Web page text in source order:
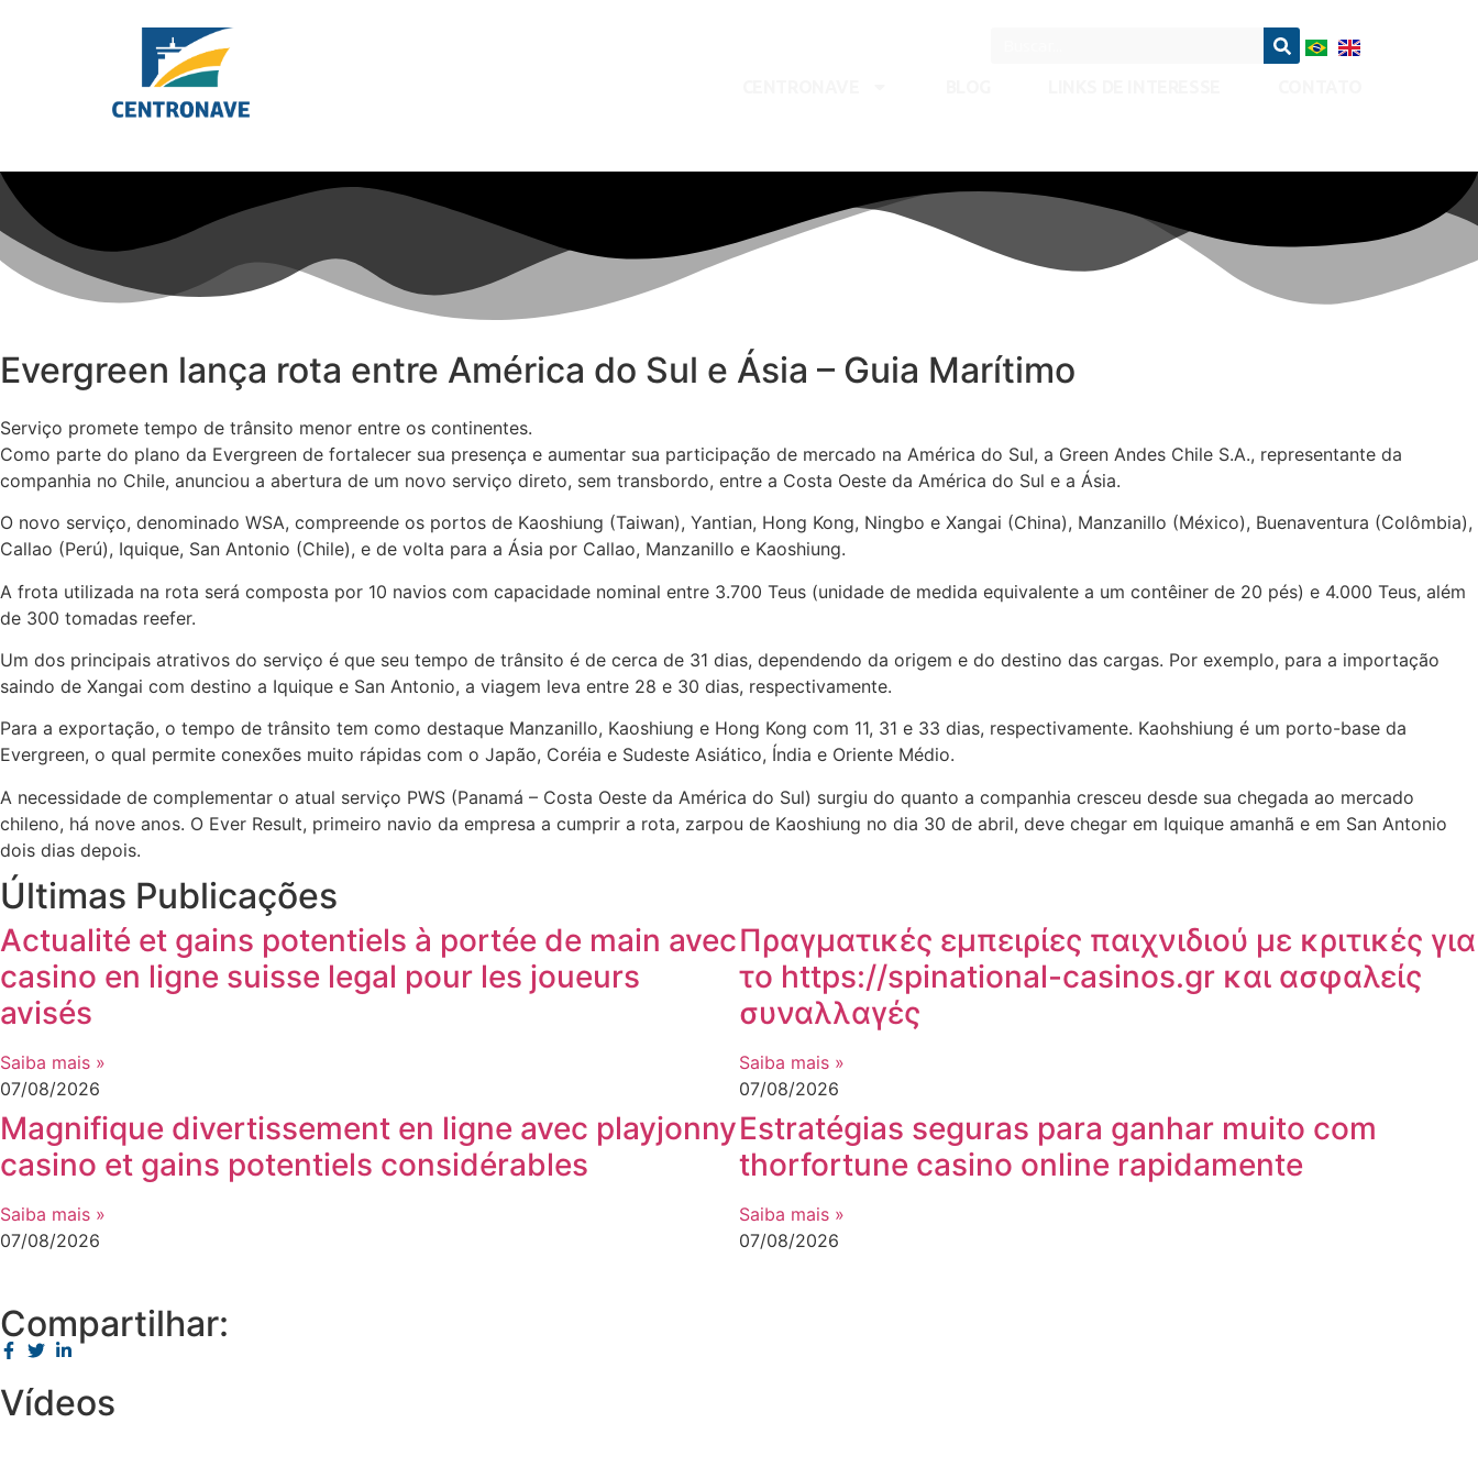
Evergreen lança rota entre América do Sul e Ásia – Guia Marítimo
Serviço promete tempo de trânsito menor entre os continentes.
Como parte do plano da Evergreen de fortalecer sua presença e aumentar sua participação de mercado na América do Sul, a Green Andes Chile S.A., representante da
companhia no Chile, anunciou a abertura de um novo serviço direto, sem transbordo, entre a Costa Oeste da América do Sul e a Ásia.
O novo serviço, denominado WSA, compreende os portos de Kaoshiung (Taiwan), Yantian, Hong Kong, Ningbo e Xangai (China), Manzanillo (México), Buenaventura (Colômbia),
Callao (Perú), Iquique, San Antonio (Chile), e de volta para a Ásia por Callao, Manzanillo e Kaoshiung.
A frota utilizada na rota será composta por 10 navios com capacidade nominal entre 3.700 Teus (unidade de medida equivalente a um contêiner de 20 pés) e 4.000 Teus, além
de 300 tomadas reefer.
Um dos principais atrativos do serviço é que seu tempo de trânsito é de cerca de 31 dias, dependendo da origem e do destino das cargas. Por exemplo, para a importação
saindo de Xangai com destino a Iquique e San Antonio, a viagem leva entre 28 e 30 dias, respectivamente.
Para a exportação, o tempo de trânsito tem como destaque Manzanillo, Kaoshiung e Hong Kong com 11, 31 e 33 dias, respectivamente. Kaohshiung é um porto-base da
Evergreen, o qual permite conexões muito rápidas com o Japão, Coréia e Sudeste Asiático, Índia e Oriente Médio.
A necessidade de complementar o atual serviço PWS (Panamá – Costa Oeste da América do Sul) surgiu do quanto a companhia cresceu desde sua chegada ao mercado
chileno, há nove anos. O Ever Result, primeiro navio da empresa a cumprir a rota, zarpou de Kaoshiung no dia 30 de abril, deve chegar em Iquique amanhã e em San Antonio
dois dias depois.
Últimas Publicações
Actualité et gains potentiels à portée de main avec
casino en ligne suisse legal pour les joueurs
avisés
Saiba mais »
07/08/2026
Πραγματικές εμπειρίες παιχνιδιού με κριτικές για
το https://spinational-casinos.gr και ασφαλείς
συναλλαγές
Saiba mais »
07/08/2026
Magnifique divertissement en ligne avec playjonny
casino et gains potentiels considérables
Saiba mais »
07/08/2026
Estratégias seguras para ganhar muito com
thorfortune casino online rapidamente
Saiba mais »
07/08/2026
Compartilhar:
Vídeos